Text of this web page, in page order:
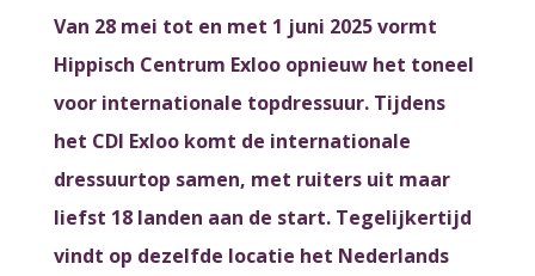
Van 28 mei tot en met 1 juni 2025 vormt
Hippisch Centrum Exloo opnieuw het toneel
voor internationale topdressuur. Tijdens
het CDI Exloo komt de internationale
dressuurtop samen, met ruiters uit maar
liefst 18 landen aan de start. Tegelijkertijd
vindt op dezelfde locatie het Nederlands